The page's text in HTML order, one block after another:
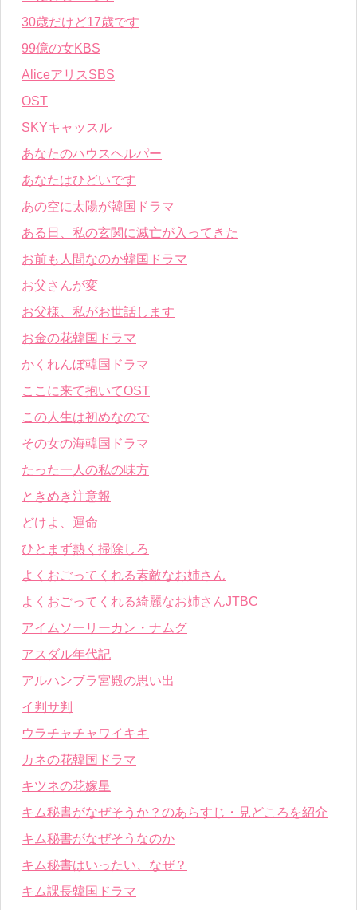
30歳だけど17歳です
99億の女KBS
AliceアリスSBS
OST
SKYキャッスル
あなたのハウスヘルパー
あなたはひどいです
あの空に太陽が韓国ドラマ
ある日、私の玄関に滅亡が入ってきた
お前も人間なのか韓国ドラマ
お父さんが変
お父様、私がお世話します
お金の花韓国ドラマ
かくれんぼ韓国ドラマ
ここに来て抱いてOST
この人生は初めなので
その女の海韓国ドラマ
たった一人の私の味方
ときめき注意報
どけよ、運命
ひとまず熱く掃除しろ
よくおごってくれる素敵なお姉さん
よくおごってくれる綺麗なお姉さんJTBC
アイムソーリーカン・ナムグ
アスダル年代記
アルハンブラ宮殿の思い出
イ判サ判
ウラチャチャワイキキ
カネの花韓国ドラマ
キツネの花嫁星
キム秘書がなぜそうか？のあらすじ・見どころを紹介
キム秘書がなぜそうなのか
キム秘書はいったい、なぜ？
キム課長韓国ドラマ